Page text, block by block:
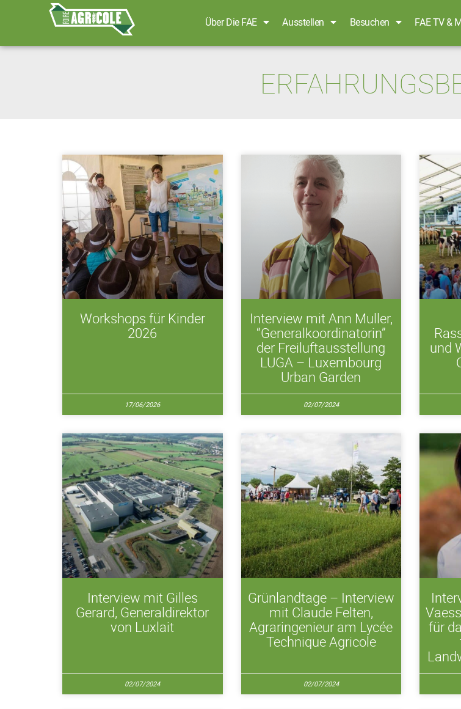
Über Die FAE Ausstellen Besuchen FAE TV &
Workshops für Kinder
2026
17/06/2026
Interview mit Ann Muller,
“Generalkoordinatorin”
der Freiluftausstellung
LUGA – Luxembourg
Urban Garden
02/07/2024
und
Interview mit Gilles
Gerard, Generaldirektor
von Luxlait
02/07/2024
Grünlandtage – Interview
mit Claude Felten,
Agraringenieur am Lycée
Technique Agricole
02/07/2024
für